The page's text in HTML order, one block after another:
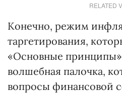
RELATED
Конечно, режим
таргетирования,
«Основные принципы»
волшебная палочка,
вопросы финансовой